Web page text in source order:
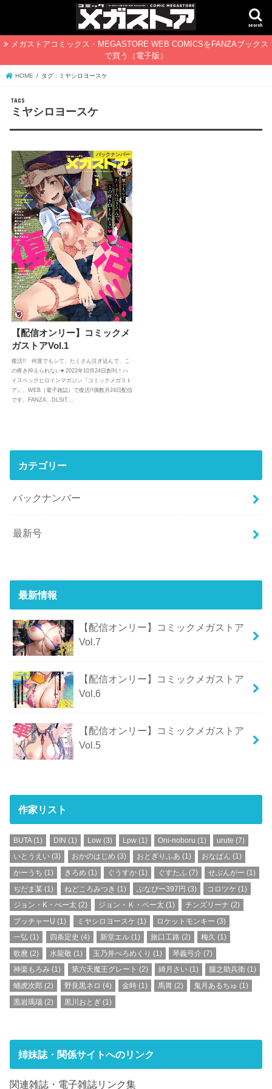
search
メガストアコミックス・MEGASTORE WEB COMICSをFANZAブックス
で買う（電子版）
HOME タグ : ミヤシロヨースケ
ミヤシロヨースケ
バックナンバー
【配信オンリー】コミックメ
ガストアVol.1
復活!! 何度でもシて、たくさん注ぎ込んで、こ
の疼き抑えられない♥ 2022年10月24日創刊！ハ
イスペックヒロインマガジン『コミックメガスト
ア』、WEB（電子雑誌）で復活!!偶数月24日配信
です。FANZA、DLSIT…
カテゴリー
バックナンバー
最新号
最新情報
【配信オンリー】コミックメガストア
Vol.7
【配信オンリー】コミックメガストア
Vol.6
【配信オンリー】コミックメガストア
Vol.5
作家リスト
BUTA(1) DIN (1) Low(3) Lpw (1) Oni-noboru (1) urute (7)
いとうえい (3) おかのはじめ (3) おとぎりふあ (1) おなぱん (1)
かーうち (1) きろめ (1) ぐうすか(1) ぐすたふ (7) せぶんがー (1)
ぢだま某 (1) ねどころみつき (1) ぶなぴー397円 (3) コロツケ (1)
ジョン・K・ぺー太 (2) ジョン・Ｋ・ペー太 (1) チンズリーナ (2)
ブッチャーU (1) ミヤシロヨースケ (1) ロケットモンキー (3)
一弘 (1) 四条定史 (4) 新堂エル(1) 旅口工路 (2) 梅久 (1)
歌麿 (2) 水龍敬 (1) 玉乃井ぺろめくり (1) 琴義弓介 (7)
神楽もろみ (1) 第六天魔王グレート (2) 綺月さい(1) 腿之助兵衛 (1)
蛹虎次郎 (2) 野良黒ネロ (4) 金時(1) 馬胃 (2) 鬼月あるちゅ (1)
黒岩瑪瑙 (2) 黒川おとぎ (1)
姉妹誌・関係サイトへのリンク
関連雑誌・電子雑誌リンク集